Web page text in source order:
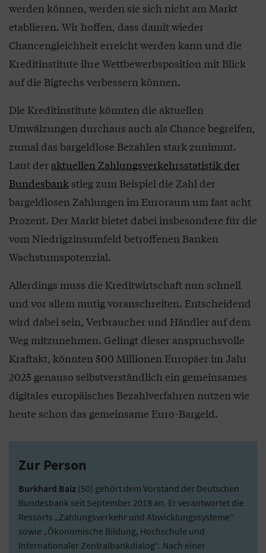
werden können, werden sie sich nicht am Markt
etablieren. Wir hoffen, dass damit wieder
Chancengleichheit erreicht werden kann und die
Kreditinstitute ihre Wettbewerbsposition mit Blick
auf die Bigtechs verbessern können.
Die Kreditinstitute könnten die aktuellen
Umwälzungen durchaus auch als Chance begreifen,
zumal das bargeldlose Bezahlen stark zunimmt.
Laut der aktuellen Zahlungsverkehrsstatistik der
Bundesbank stieg zum Beispiel die Zahl der
bargeldlosen Zahlungen im Euroraum um fast acht
Prozent. Der Markt bietet dabei insbesondere für die
vom Niedrigzinsumfeld betroffenen Banken
Wachstumspotenzial.
Allerdings muss die Kreditwirtschaft nun schnell
und vor allem mutig voranschreiten. Entscheidend
wird dabei sein, Verbraucher und Händler auf dem
Weg mitzunehmen. Gelingt dieser anspruchsvolle
Kraftakt, könnten 500 Millionen Europäer im Jahr
2025 genauso selbstverständlich ein gemeinsames
digitales europäisches Bezahlverfahren nutzen wie
heute schon das gemeinsame Euro-Bargeld.
Zur Person
Burkhard Balz (50) gehört dem Vorstand der Deutschen
Bundesbank seit September 2018 an. Er verantwortet die
Ressorts „Zahlungsverkehr und Abwicklungssysteme“
sowie „Ökonomische Bildung, Hochschule und
Internationaler Zentralbankdialog“. Nach einer